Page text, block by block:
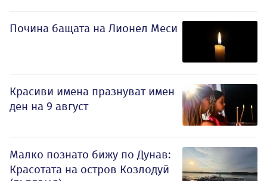
Почина бащата на Лионел Меси
Красиви имена празнуват имен
ден на 9 август
Малко познато бижу по Дунав:
Красотата на остров Козлодуй